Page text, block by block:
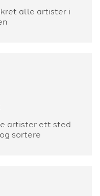
alle artister i
artister ett sted
sortere